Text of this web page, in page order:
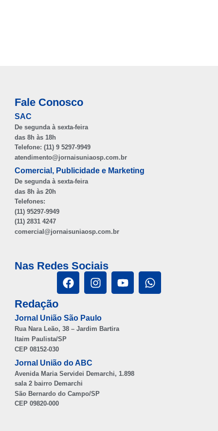
Fale Conosco
SAC
De segunda à sexta-feira
das 8h às 18h
Telefone: (11) 9 5297-9949
atendimento@jornaisuniaosp.com.br
Comercial, Publicidade e Marketing
De segunda à sexta-feira
das 8h às 20h
Telefones:
(11) 95297-9949
(11) 2831 4247
comercial@jornaisuniaosp.com.br
Nas Redes Sociais
Redação
Jornal União São Paulo
Rua Nara Leão, 38 – Jardim Bartira
Itaim Paulista/SP
CEP 08152-030
Jornal União do ABC
Avenida Maria Servidei Demarchi, 1.898
sala 2 bairro Demarchi
São Bernardo do Campo/SP
CEP 09820-000